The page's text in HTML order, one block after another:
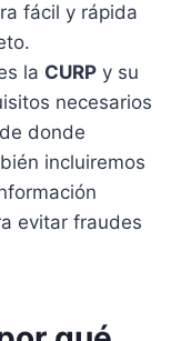
fácil y rápida
la CURP y su
necesarios
donde
incluiremos
evitar fraudes